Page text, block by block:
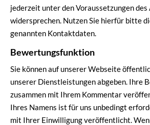
jederzeit unter den Voraussetzungen
widersprechen. Nutzen Sie hierfür bitte
genannten Kontaktdaten.
Bewertungsfunktion
Sie können auf unserer Webseite
unserer Dienstleistungen abgeben. Ihre
zusammen mit Ihrem Kommentar
Ihres Namens ist für uns unbedingt
mit Ihrer Einwilligung veröffentlicht.